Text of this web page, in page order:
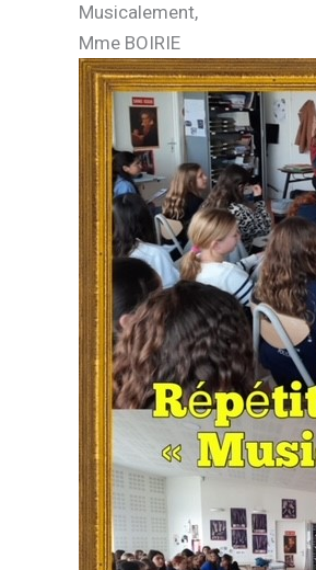
Musicalement,
Mme BOIRIE